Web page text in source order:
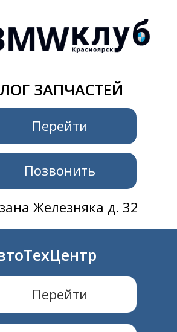
ЗАПЧАСТЕЙ
Перейти
Позвонить
Железняка д. 32
Перейти
+7 391 2801414
Шахтеров 61 ст.2
+7 391 2311414
Шахтеров 61 ст.2